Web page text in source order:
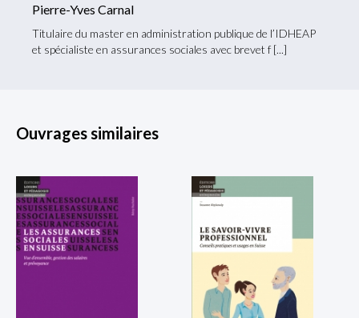
Pierre-Yves Carnal
Titulaire du master en administration publique de l’IDHEAP
et spécialiste en assurances sociales avec brevet f
Ouvrages similaires